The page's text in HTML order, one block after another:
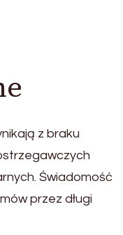
z braku
Świadomość
przez długi